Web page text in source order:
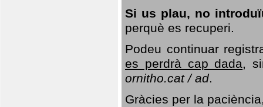
Si us plau, no
perquè es recuperi.
Podeu continuar
es perdrà cap dada,
ornitho.cat / ad.
Gràcies per la